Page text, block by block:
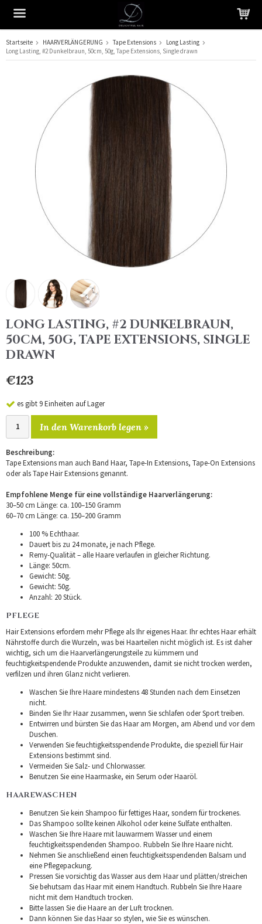
Das Produkt wurde in Ihren Warenkorb gelegt
Startseite HAARVERLÄNGERUNG Tape Extensions
Long Lasting
Long Lasting, #2 Dunkelbraun, 50cm, 50g, Tape Extensions, Single drawn
LONG LASTING, #2 DUNKELBRAUN,
50CM, 50G, TAPE EXTENSIONS, SINGLE
DRAWN
€123
es gibt 9 Einheiten auf Lager
In den Warenkorb legen »
Beschreibung:
Tape Extensions man auch Band Haar, Tape-In Extensions, Tape-On Extensions
oder als Tape Hair Extensions genannt.
Empfohlene Menge für eine vollständige Haarverlängerung:
30–50 cm Länge: ca. 100–150 Gramm
60–70 cm Länge: ca. 150–200 Gramm
100 % Echthaar.
Dauert bis zu 24 monate, je nach Pflege.
Remy-Qualität – alle Haare verlaufen in gleicher Richtung.
Länge: 50cm.
Gewicht: 50g.
Gewicht: 50g.
Anzahl: 20 Stück.
PFLEGE
Hair Extensions erfordern mehr Pflege als Ihr eigenes Haar. Ihr echtes Haar erhält
Nährstoffe durch die Wurzeln, was bei Haarteilen nicht möglich ist. Es ist daher
wichtig, sich um die Haarverlängerungsteile zu kümmern und
feuchtigkeitspendende Produkte anzuwenden, damit sie nicht trocken werden,
verfilzen und ihren Glanz nicht verlieren.
Waschen Sie Ihre Haare mindestens 48 Stunden nach dem Einsetzen
nicht.
Binden Sie Ihr Haar zusammen, wenn Sie schlafen oder Sport treiben.
Entwirren und bürsten Sie das Haar am Morgen, am Abend und vor dem
Duschen.
Verwenden Sie feuchtigkeitsspendende Produkte, die speziell für Hair
Extensions bestimmt sind.
Vermeiden Sie Salz- und Chlorwasser.
Benutzen Sie eine Haarmaske, ein Serum oder Haaröl.
HAAREWASCHEN
Benutzen Sie kein Shampoo für fettiges Haar, sondern für trockenes.
Das Shampoo sollte keinen Alkohol oder keine Sulfate enthalten.
Waschen Sie Ihre Haare mit lauwarmem Wasser und einem
feuchtigkeitsspendenden Shampoo. Rubbeln Sie Ihre Haare nicht.
Nehmen Sie anschließend einen feuchtigkeitsspendenden Balsam und
eine Pflegepackung.
Pressen Sie vorsichtig das Wasser aus dem Haar und plätten/streichen
Sie behutsam das Haar mit einem Handtuch. Rubbeln Sie Ihre Haare
nicht mit dem Handtuch trocken.
Bitte lassen Sie die Haare an der Luft trocknen.
Dann können Sie das Haar so stylen, wie Sie es wünschen.